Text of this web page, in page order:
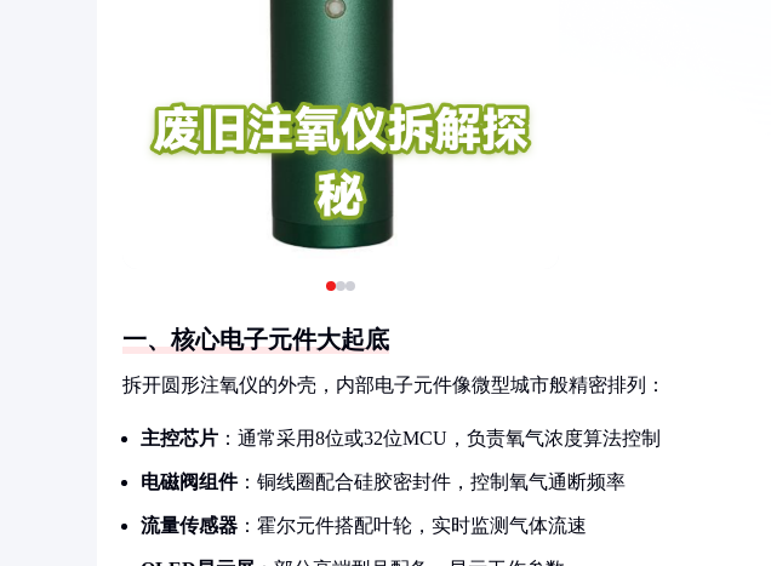
一、核心电子元件大起底
拆开圆形注氧仪的外壳，内部电子元件像微型城市般精密排列：
主控芯片 ：通常采用8位或32位MCU，负责氧气浓度算法控制
电磁阀组件：铜线圈配合硅胶密封件，控制氧气通断频率
流量传感器 ：霍尔元件搭配叶轮，实时监测气体流速